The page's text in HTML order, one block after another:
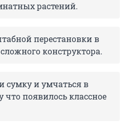
растений.
перестановки в
конструктора.
сумку и умчаться в
что появилось классное